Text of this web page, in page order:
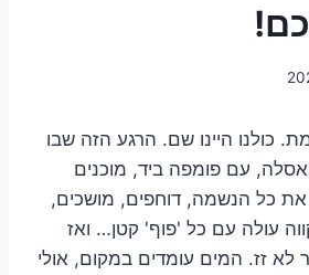
כולנו היינו שם. הרגע הזה שבו
עם פומפה ביד, מוכנים
כל הנשמה, דוחפים, מושכים,
עולה עם כל 'פוף' קטן… ואז
לא זז. המים עומדים במקום, אולי